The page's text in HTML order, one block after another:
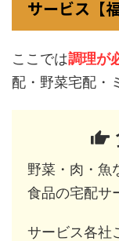
サービス【
ここでは調理が
配・野菜宅配・
野菜・肉・魚
食品の宅配サ
サービス各社